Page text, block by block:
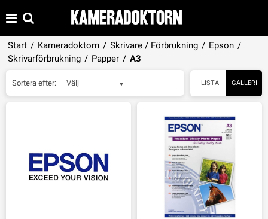
Start / Kameradoktorn / Skrivare / Förbrukning / Epson /
Skrivarförbrukning / Papper / A3
LISTA GALLERI
Sortera efter: Välj